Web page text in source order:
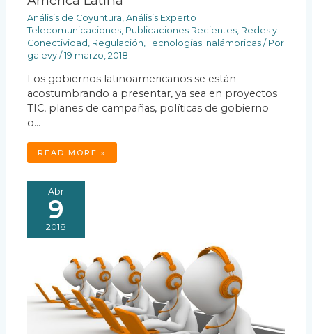
Análisis de Coyuntura ,Análisis Experto
Telecomunicaciones Publicaciones Recientes Redes y
Conectividad Regulación ,Tecnologías Inalámbricas / Por
galevy/19 marzo, 2018
Los gobiernos latinoamericanos se están
acostumbrando a presentar, ya sea en proyectos
TIC, planes de campañas, políticas de gobierno
o…
READ MORE »
Abr
9
2018